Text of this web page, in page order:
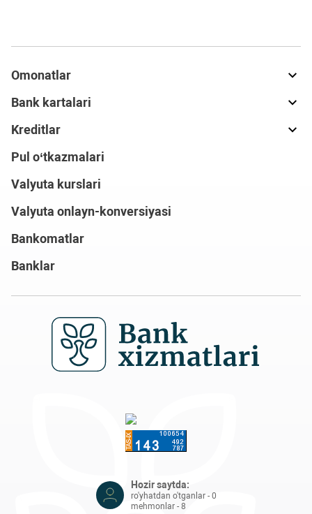
Omonatlar
Bank kartalari
Kreditlar
Pul o‘tkazmalari
Valyuta kurslari
Valyuta onlayn-konversiyasi
Bankomatlar
Banklar
Hozir saytda:
ro'yhatdan o'tganlar - 0
mehmonlar - 8